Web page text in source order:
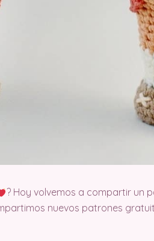
? Hoy volvemos a compartir un
nuevos patrones